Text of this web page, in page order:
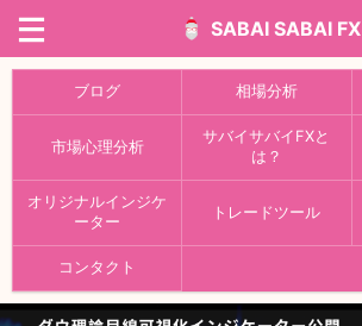
SABAI SABAI FX
ブログ 相場分析
市場心理分析
サバイサバイFXと
は？
オリジナルインジケ
ーター
トレードツール
コンタクト